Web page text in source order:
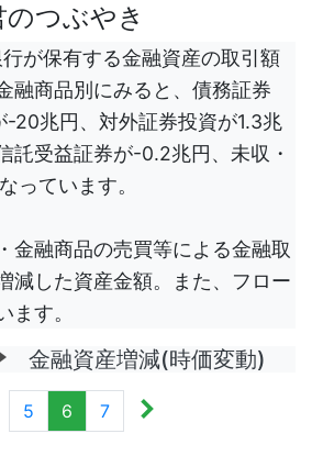
つぶやき
が保有する金融資産の取引額
融商品別にみると、債務証券
20兆円、対外証券投資が1.3兆
託受益証券が-0.2兆円、未収・
っています。
金融商品の売買等による金融取
減した資産金額。また、フロー
ます。
金融資産増減(時価変動)
5 6 7